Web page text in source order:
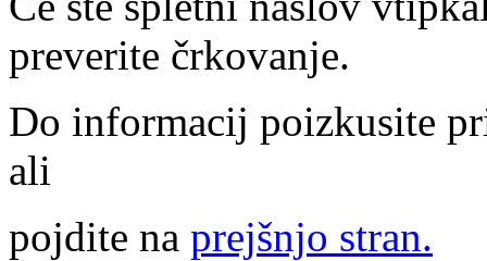
preverite črkovanje.
Do informacij poizkusite
ali
pojdite na prejšnjo stran.